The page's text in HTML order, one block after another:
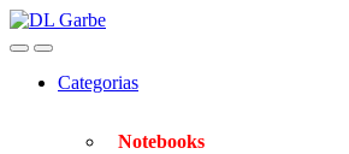
Categorias
Notebooks